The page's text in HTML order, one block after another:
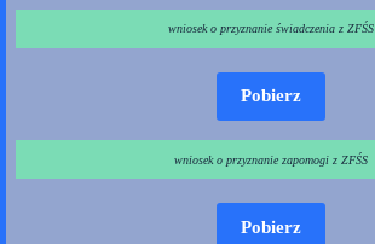
wniosek o przyznanie świadczenia z ZFŚS
Pobierz
wniosek o przyznanie zapomogi z ZFŚS
Pobierz